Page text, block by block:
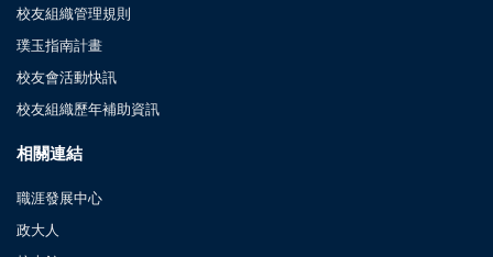
校友組織管理規則
璞玉指南計畫
校友會活動快訊
校友組織歷年補助資訊
相關連結
職涯發展中心
政大人